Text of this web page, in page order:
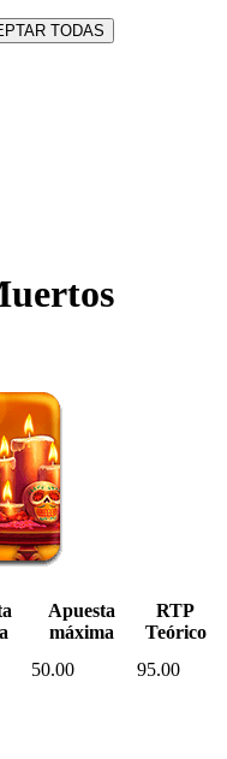
TODAS
Apuesta
máxima
RTP
Teórico
50.00 95.00